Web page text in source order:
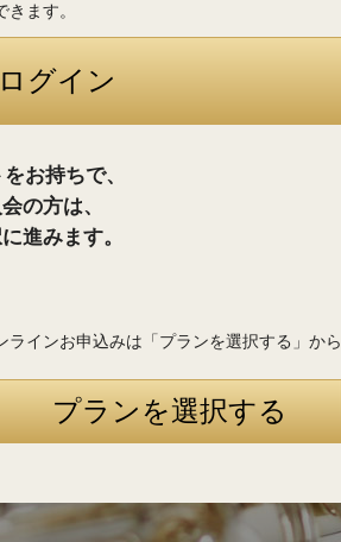
ます。
お持ちで、
の方は、
進みます。
インお申込みは「プランを選択する」から